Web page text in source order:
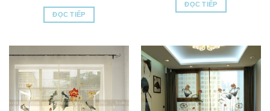
ĐỌC TIẾP
ĐỌC TIẾP